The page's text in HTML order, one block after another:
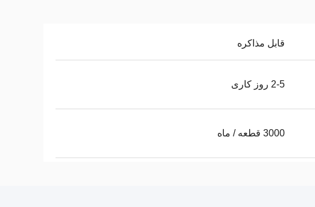
قابل مذاکره
2-5 روز کاری
3000 قطعه / ماه